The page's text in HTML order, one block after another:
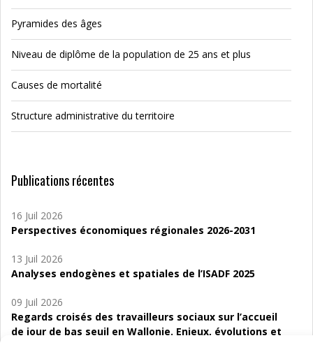
Pyramides des âges
Niveau de diplôme de la population de 25 ans et plus
Causes de mortalité
Structure administrative du territoire
Publications récentes
16 Juil 2026
Perspectives économiques régionales 2026-2031
13 Juil 2026
Analyses endogènes et spatiales de l’ISADF 2025
09 Juil 2026
Regards croisés des travailleurs sociaux sur l’accueil
de jour de bas seuil en Wallonie. Enjeux, évolutions et